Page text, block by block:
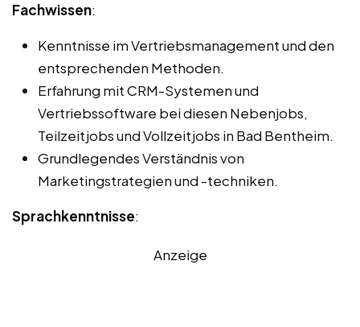
Fachwissen:
Kenntnisse im Vertriebsmanagement und den
entsprechenden Methoden.
Erfahrung mit CRM-Systemen und
Vertriebssoftware bei diesen Nebenjobs,
Teilzeitjobs und Vollzeitjobs in Bad Bentheim.
Grundlegendes Verständnis von
Marketingstrategien und -techniken.
Sprachkenntnisse:
Anzeige